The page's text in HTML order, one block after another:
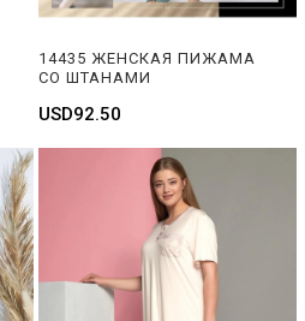
14435 ЖЕНСКАЯ ПИЖАМА
СО ШТАНАМИ
USD92.50